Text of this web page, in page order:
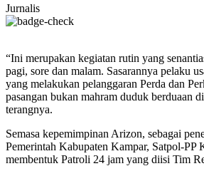
Jurnalis
“Ini merupakan kegiatan rutin yang
pagi, sore dan malam. Sasarannya pelaku
yang melakukan pelanggaran Perda dan
pasangan bukan mahram duduk berduaan
terangnya.
Semasa kepemimpinan Arizon, sebagai
Pemerintah Kabupaten Kampar, Satpol-PP
membentuk Patroli 24 jam yang diisi Tim